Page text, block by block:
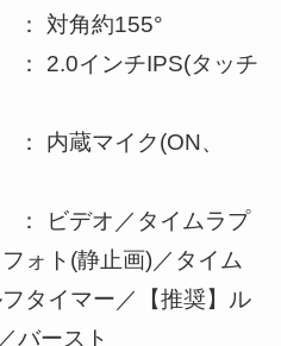
約155°
ンチIPS(タッチ
マイク(ON、
オ／タイムラプ
ォト(静止画)／タイム
タイマー／【推奨】ル
バースト